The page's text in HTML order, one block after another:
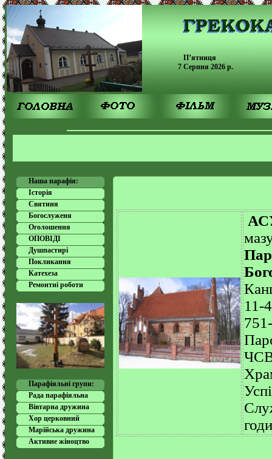
П’ятниця
7 Серпня 2026 p.
Наша парафія:
Історія
Святиня
Богослуженя
Оголошення
ОПОВІДІ
Душпастирі
Покликання
Катехеза
Ремонтні роботи
Парафіяльні групи:
Рада парафіяльна
Вівтарна дружина
Хор церковний
Марійська дружина
Активне жіноцтво
11-